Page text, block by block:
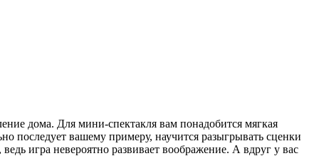
дома. Для мини-спектакля вам понадобится мягкая
последует вашему примеру, научится разыгрывать сценки
игра невероятно развивает воображение. А вдруг у вас